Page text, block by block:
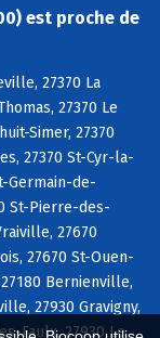
est proche de
27370 La
27370 Le
Simer, 27370
27370 St-Cyr-la-
Germain-de-
St-Pierre-des-
27670
27670 St-Ouen-
Bernienville,
27930 Gravigny,
Faulx, 27930 Le